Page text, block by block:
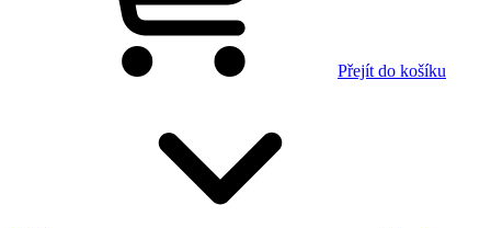
Přejít do košíku